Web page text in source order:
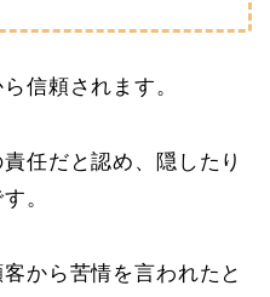
信頼されます。
任だと認め、隠したり
。
から苦情を言われたと